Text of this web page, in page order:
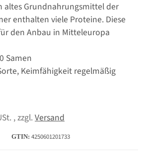
altes Grundnahrungsmittel der
enthalten viele Proteine. Diese
den Anbau in Mitteleuropa
Samen
Keimfähigkeit regelmäßig
, zzgl.Versand
GTIN: 4250601201733